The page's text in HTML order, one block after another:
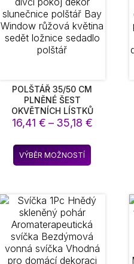
na
stránce
POLŠTÁŘ 35/50 CM
PLNĚNÉ ŠEST
OKVĚTNÍCH LÍSTKŮ
KVĚTINOVÝ POLŠTÁŘ
SLUNEČNICE POLŠTÁŘ
BAY WINDOW RŮŽOVÁ
KVĚTINA SEDĚT LOŽNICE
16,41 € – 35,18 €Rozpětí
VÝBĚR MOŽNOSTÍ
Tento
produkt
variant.
lze
vybrat
na